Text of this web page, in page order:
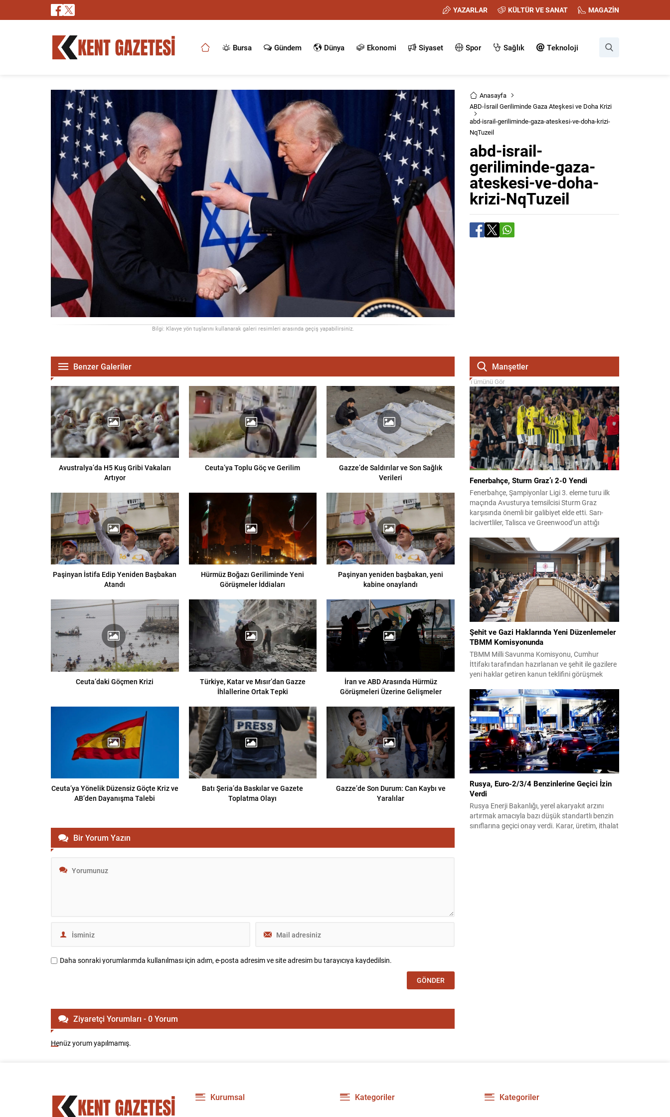
YAZARLAR KÜLTÜR VE SANAT MAGAZİN
Bursa Gündem Dünya Ekonomi Siyaset Spor Sağlık Teknoloji
Bilgi: Klavye yön tuşlarını kullanarak galeri resimleri arasında geçiş yapabilirsiniz.
Anasayfa
ABD-İsrail Geriliminde Gaza Ateşkesi ve Doha Krizi
abd-israil-geriliminde-gaza-ateskesi-ve-doha-krizi-
NqTuzeil
abd-israil-
geriliminde-gaza-
ateskesi-ve-doha-
krizi-NqTuzeil
Benzer Galeriler
Avustralya’da H5 Kuş Gribi Vakaları
Artıyor
Ceuta’ya Toplu Göç ve Gerilim
Gazze’de Saldırılar ve Son Sağlık
Verileri
Paşinyan İstifa Edip Yeniden Başbakan
Atandı
Hürmüz Boğazı Geriliminde Yeni
Görüşmeler İddiaları
Paşinyan yeniden başbakan, yeni
kabine onaylandı
Ceuta’daki Göçmen Krizi
Türkiye, Katar ve Mısır’dan Gazze
İhlallerine Ortak Tepki
İran ve ABD Arasında Hürmüz
Görüşmeleri Üzerine Gelişmeler
Ceuta’ya Yönelik Düzensiz Göçte Kriz ve
AB’den Dayanışma Talebi
Batı Şeria’da Baskılar ve Gazete
Toplatma Olayı
Gazze’de Son Durum: Can Kaybı ve
Yaralılar
Bir Yorum Yazın
Daha sonraki yorumlarımda kullanılması için adım, e-posta adresim ve site adresim bu tarayıcıya kaydedilsin.
Ziyaretçi Yorumları - 0 Yorum
Henüz yorum yapılmamış.
Manşetler
Tümünü Gör
Fenerbahçe, Sturm Graz’ı 2-0 Yendi
Fenerbahçe, Şampiyonlar Ligi 3. eleme turu ilk
maçında Avusturya temsilcisi Sturm Graz
karşısında önemli bir galibiyet elde etti. Sarı-
lacivertliler, Talisca ve Greenwood’un attığı
öncesi avantaj sağladı. Karşılaşma sonrası
takım yönetimi mücadeleyi değerlendirdi ve
gelecek planlarına dair bilgi verdi. Futboldan
sorumlu yönetici Cihan Kamer,...
Şehit ve Gazi Haklarında Yeni Düzenlemeler
TBMM Komisyonunda
TBMM Milli Savunma Komisyonu, Cumhur
İttifakı tarafından hazırlanan ve şehit ile gazilere
yeni haklar getiren kanun teklifini görüşmek
komisyonda kabul edildi ve bir dizi düzenleme
benimsendi. Teklif kapsamında, vazife
malullerinden hayatını kaybedenlerin anne ve
babalarına bağlanacak aylık tutarının, net asgari
ücretin altında olmayacağı hükme bağlanıyor....
Rusya, Euro-2/3/4 Benzinlerine Geçici İzin
Verdi
Rusya Enerji Bakanlığı, yerel akaryakıt arzını
artırmak amacıyla bazı düşük standartlı benzin
sınıflarına geçici onay verdi. Karar, üretim, ithalat
Kurumsal Kategoriler Kategoriler